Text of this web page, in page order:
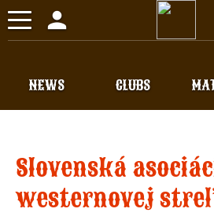
Toggle
navigation
person
CLUBS
NEWS
Slovenská
westernovej